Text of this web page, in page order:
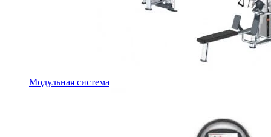
Модульная система